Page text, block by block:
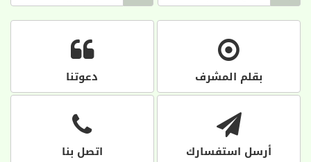
بقلم المشرف دعوتنا
أرسل استفسارك اتصل بنا